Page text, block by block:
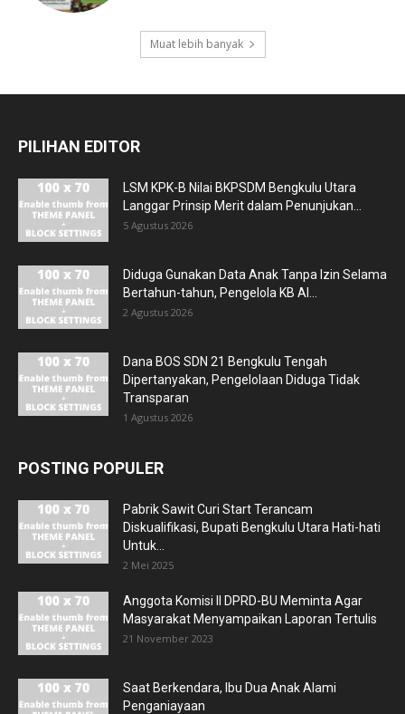
Muat lebih banyak
PILIHAN EDITOR
LSM KPK-B Nilai BKPSDM Bengkulu Utara
Langgar Prinsip Merit dalam Penunjukan...
5 Agustus 2026
Diduga Gunakan Data Anak Tanpa Izin Selama
Bertahun-tahun, Pengelola KB Al...
2 Agustus 2026
Dana BOS SDN 21 Bengkulu Tengah
Dipertanyakan, Pengelolaan Diduga Tidak
Transparan
1 Agustus 2026
POSTING POPULER
Pabrik Sawit Curi Start Terancam
Diskualifikasi, Bupati Bengkulu Utara Hati-hati
Untuk...
2 Mei 2025
Anggota Komisi II DPRD-BU Meminta Agar
Masyarakat Menyampaikan Laporan Tertulis
21 November 2023
Saat Berkendara, Ibu Dua Anak Alami
Penganiayaan